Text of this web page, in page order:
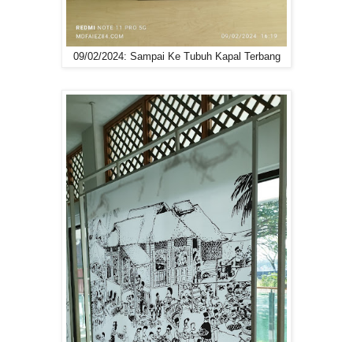
09/02/2024: Sampai Ke Tubuh Kapal Terbang